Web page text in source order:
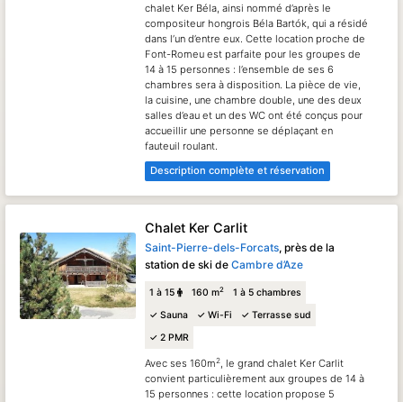
chalet Ker Béla, ainsi nommé d’après le
compositeur hongrois Béla Bartók, qui a résidé
dans l’un d’entre eux. Cette location proche de
Font-Romeu est parfaite pour les groupes de
14 à 15 personnes : l’ensemble de ses 6
chambres sera à disposition. La pièce de vie,
la cuisine, une chambre double, une des deux
salles d’eau et un des WC ont été conçus pour
accueillir une personne se déplaçant en
fauteuil roulant.
Description complète et réservation
Chalet Ker Carlit
Saint-Pierre-dels-Forcats, près de la
station de ski deCambre d’Aze
1 à 15 160 m2
1 à 5 chambres
✓ Sauna
✓ Wi-Fi
✓ Terrasse sud
✓ 2 PMR
Avec ses 160m2, le grand chalet Ker Carlit
convient particulièrement aux groupes de 14 à
15 personnes : cette location propose 5